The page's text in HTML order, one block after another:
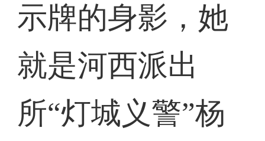
示牌的身影，她
就是河西派出
所“灯城义警”杨